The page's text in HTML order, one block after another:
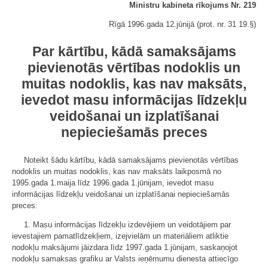
Ministru kabineta rīkojums Nr. 219
Rīgā 1996.gada 12.jūnijā (prot. nr. 31 19.§)
Par kārtību, kādā samaksājams
pievienotās vērtības nodoklis un
muitas nodoklis, kas nav maksāts,
ievedot masu informācijas līdzekļu
veidošanai un izplatīšanai
nepieciešamās preces
Noteikt šādu kārtību, kādā samaksājams pievienotās vērtības
nodoklis un muitas nodoklis, kas nav maksāts laikposmā no
1995.gada 1.maija līdz 1996.gada 1.jūnijam, ievedot masu
informācijas līdzekļu veidošanai un izplatīšanai nepieciešamās
preces:
1. Masu informācijas līdzekļu izdevējiem un veidotājiem par
ievestajiem pamatlīdzekļiem, izejvielām un materiāliem atliktie
nodokļu maksājumi jāizdara līdz 1997.gada 1.jūnijam, saskaņojot
nodokļu samaksas grafiku ar Valsts ieņēmumu dienesta attiecīgo